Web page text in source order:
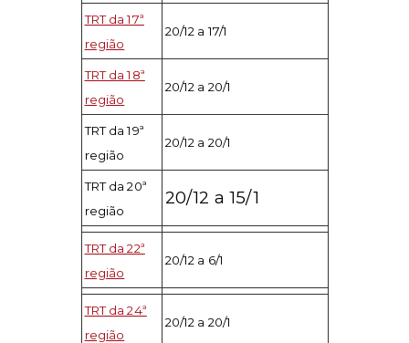
TRT da 17ª
região
20/12 a 17/1
TRT da 18ª
região
20/12 a 20/1
TRT da 19ª
região
20/12 a 20/1
TRT da 20ª
região
20/12 a 15/1
TRT da 22ª
região
20/12 a 6/1
TRT da 24ª
região
20/12 a 20/1